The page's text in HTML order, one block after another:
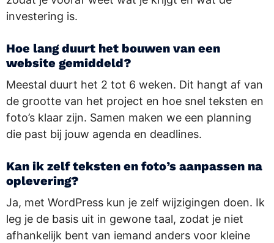
investering is.
Hoe lang duurt het bouwen van een
website gemiddeld?
Meestal duurt het 2 tot 6 weken. Dit hangt af van
de grootte van het project en hoe snel teksten en
foto’s klaar zijn. Samen maken we een planning
die past bij jouw agenda en deadlines.
Kan ik zelf teksten en foto’s aanpassen na
oplevering?
Ja, met WordPress kun je zelf wijzigingen doen. Ik
leg je de basis uit in gewone taal, zodat je niet
afhankelijk bent van iemand anders voor kleine